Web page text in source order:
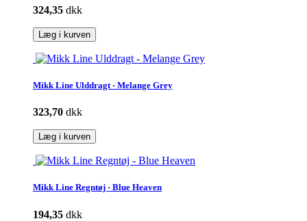
324,35 dkk
Læg i kurven
Mikk Line Ulddragt - Melange Grey
323,70 dkk
Læg i kurven
Mikk Line Regntøj - Blue Heaven
194,35 dkk